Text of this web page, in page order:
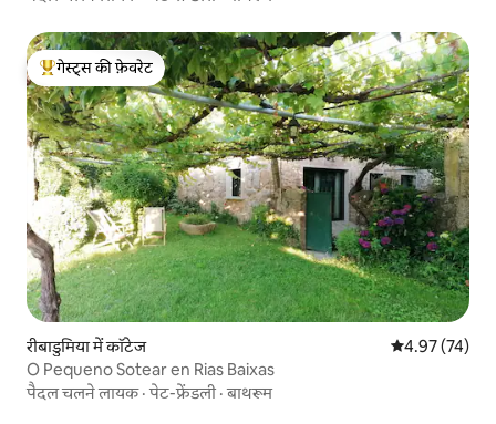
गेस्ट्स का टॉप फ़ेवरेट
गेस्ट्स की फ़ेवरेट
रीबाडुमिया में कॉटेज औसत रेटिंग 5 में
4.97 (74)
O Pequeno Sotear en Rias Baixas
पैदल चलने लायक·पेट-फ्रेंडली ·बाथरूम